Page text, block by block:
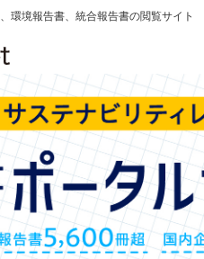
環境報告書、統合報告書の閲覧サイト